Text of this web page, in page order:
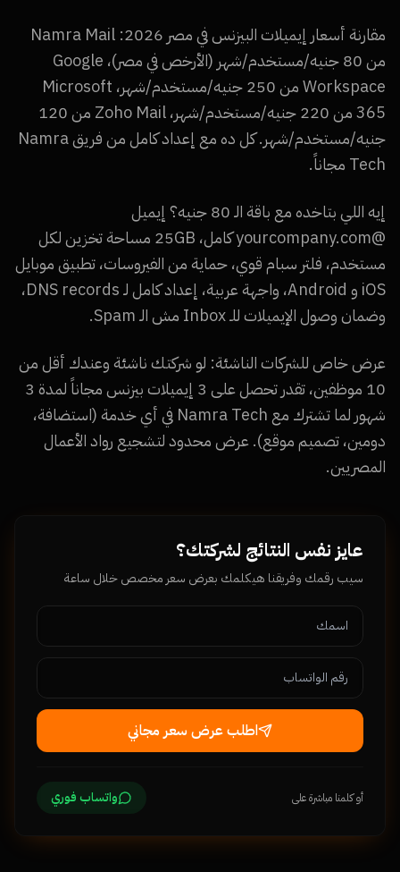
مقارنة أسعار إيميلات البيزنس في مصر 2026: Namra Mail
من 80 جنيه/مستخدم/شهر (الأرخص في مصر)، Google
Workspace من 250 جنيه/مستخدم/شهر، Microsoft
365 من 220 جنيه/مستخدم/شهر، Zoho Mail من 120
جنيه/مستخدم/شهر. كل ده مع إعداد كامل من فريق Namra
Tech مجاناً.
إيه اللي بتاخده مع باقة الـ 80 جنيه؟ إيميل
@yourcompany.com كامل، 25GB مساحة تخزين لكل
مستخدم، فلتر سبام قوي، حماية من الفيروسات، تطبيق موبايل
iOS و Android، واجهة عربية، إعداد كامل لـ DNS records،
وضمان وصول الإيميلات للـ Inbox مش الـ Spam.
عرض خاص للشركات الناشئة: لو شركتك ناشئة وعندك أقل من
10 موظفين، تقدر تحصل على 3 إيميلات بيزنس مجاناً لمدة 3
شهور لما تشترك مع Namra Tech في أي خدمة (استضافة،
دومين، تصميم موقع). عرض محدود لتشجيع رواد الأعمال
المصريين.
عايز نفس النتائج لشركتك؟
سيب رقمك وفريقنا هيكلمك بعرض سعر مخصص خلال ساعة
اطلب عرض سعر مجاني
أو كلمنا مباشرة على واتساب فوري